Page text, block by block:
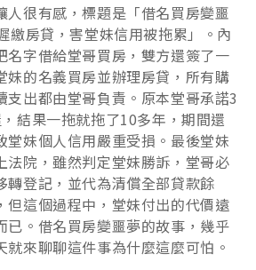
人很有感，標題是「借名買房變噩
繳房貸，害堂妹信用被拖累」。內
名字借給堂哥買房，雙方還簽了一
妹的名義買房並辦理房貸，所有購
支出都由堂哥負責。原本堂哥承諾3
結果一拖就拖了10多年，期間還
堂妹個人信用嚴重受損。最後堂妹
法院，雖然判定堂妹勝訴，堂哥必
轉登記，並代為清償全部貸款餘
但這個過程中，堂妹付出的代價遠
已。借名買房變噩夢的故事，幾乎
來聊聊這件事為什麼這麼可怕。